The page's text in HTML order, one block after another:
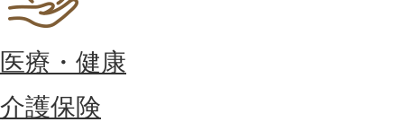
医療・健康
介護保険